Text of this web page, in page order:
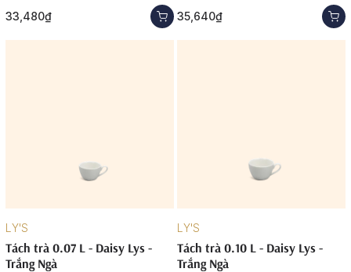
33,480₫ 35,640₫
LY'S
Tách trà 0.07 L - Daisy Lys -
Trắng Ngà
LY'S
Tách trà 0.10 L - Daisy Lys -
Trắng Ngà